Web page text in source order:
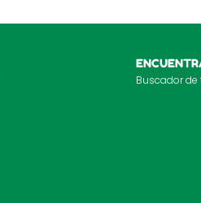
Buscador de